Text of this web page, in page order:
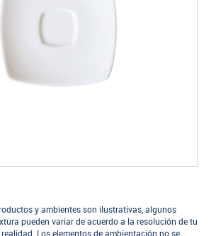
y ambientes son ilustrativas, algunos
pueden variar de acuerdo a la resolución de tu
Los elementos de ambientación no se